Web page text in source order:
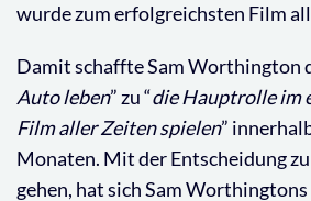
wurde zum erfolgreichsten Film
Damit schaffte Sam Worthington
Auto leben” zu “die Hauptrolle im
Film aller Zeiten spielen”
Monaten. Mit der Entscheidung
gehen, hat sich Sam